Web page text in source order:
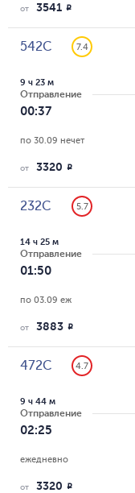
от 3541 R
542С 7.4
Отправление
00:37
9 ч 23 м
по 30.09 нечет
от 3320 R
232С 5.7
Отправление
01:50
14 ч 25 м
по 03.09 еж
от 3883 R
472С 4.7
Отправление
02:25
9 ч 44 м
ежедневно
от 3320 R